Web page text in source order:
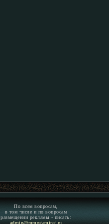
По всем вопросам,
в том числе и по вопросам
размещении рекламы - писать:
admin@mmogaming.ru